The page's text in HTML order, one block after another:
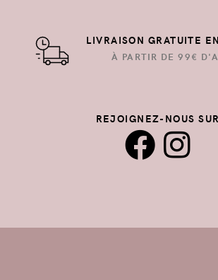
LIVRAISON GRATUITE
À PARTIR DE 99€
REJOIGNEZ-NOUS SUR